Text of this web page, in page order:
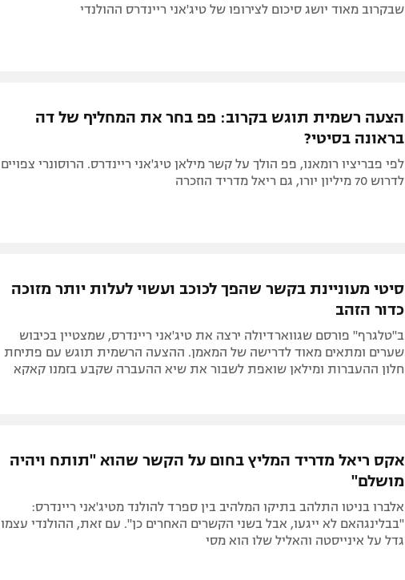
שבקרוב מאוד יושג סיכום לצירופו של טיג'אני ריינדרס ההולנדי
הצעה רשמית תוגש בקרוב: פפ בחר את המחליף של דה
בראונה בסיטי?
לפי פבריציו רומאנו, פפ הולך על קשר מילאן טיג'אני ריינדרס. הרוסונרי צפויים
לדרוש 70 מיליון יורו, גם ריאל מדריד הוזכרה
סיטי מעוניינת בקשר שהפך לכוכב ועשוי לעלות יותר מזוכה
כדור הזהב
ב"טלגרף" פורסם שגווארדיולה ירצה את טיג'אני ריינדרס, שמצטיין בכיבוש
שערים ומתאים מאוד לדרישה של המאמן. ההצעה הרשמית תוגש עם פתיחת
חלון ההעברות ומילאן שואפת לשבור את שיא ההעברה שקבע בזמנו קאקא
אקס ריאל מדריד המליץ בחום על הקשר שהוא "תותח ויהיה
מושלם"
אלברו בניטו התלהב בתיקו המלהיב בין ספרד להולנד מטיג'אני ריינדרס:
"בבלינגהאם לא ייגעו, אבל בשני הקשרים האחרים כן". עם זאת, ההולנדי עצמו
גדל על אינייסטה והאליל שלו הוא מסי